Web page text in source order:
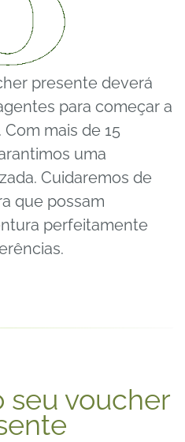
presente deverá
para começar a
mais de 15
uma
Cuidaremos de
que possam
perfeitamente
seu voucher